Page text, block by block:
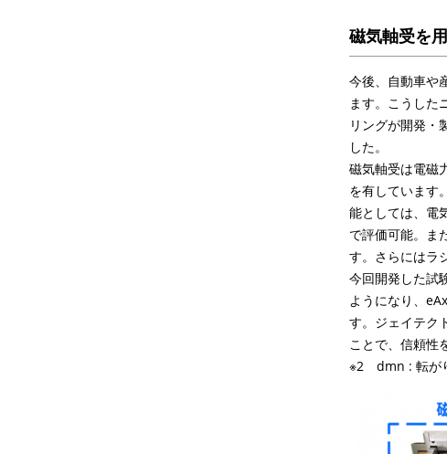
磁気軸受を
今後、自動車や
ます。こうした
リングが開発・
した。
磁気軸受は電磁
を有しています
能としては、電
で評価可能。ま
す。さらにはラ
今回開発した試
ようになり、
す。ジェイテク
ことで、信頼性
※2 dmn : 転が